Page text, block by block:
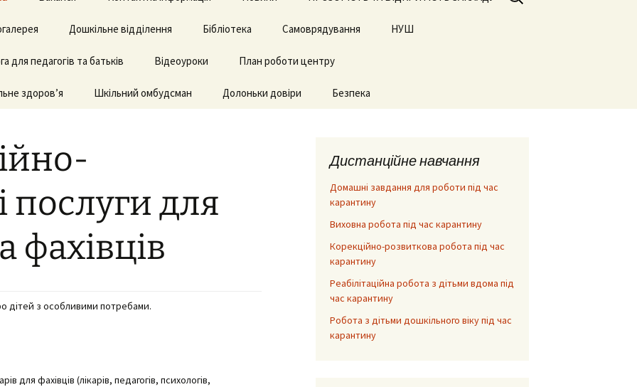
закладам із
та
навчання
послуги для
та виховання
діагностика
особливими
Запобігання та
виявлення корупції
Фінансова звітність
творчих робіт
приміщень
Дошкільне відділення
Рекомендації для
Бібліотека Самоврядування НУШ
для педагогів та батьків Відеоуроки План роботи центру
здоров’я Шкільний омбудсман Долоньки довіри Безпека
послуги для
фахівців
дітей з особливими потребами.
для фахівців (лікарів, педагогів, психологів,
Дистанційне навчання
Домашні завдання для роботи під час
карантину
Виховна робота під час карантину
Корекційно-розвиткова робота під час
карантину
Реабілітаційна робота з дітьми вдома під
час карантину
Робота з дітьми дошкільного віку під час
карантину